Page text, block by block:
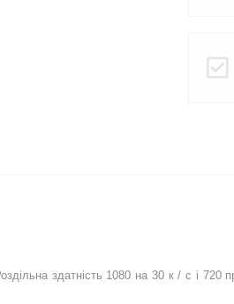
здатність 1080 на 30 к / с і 720